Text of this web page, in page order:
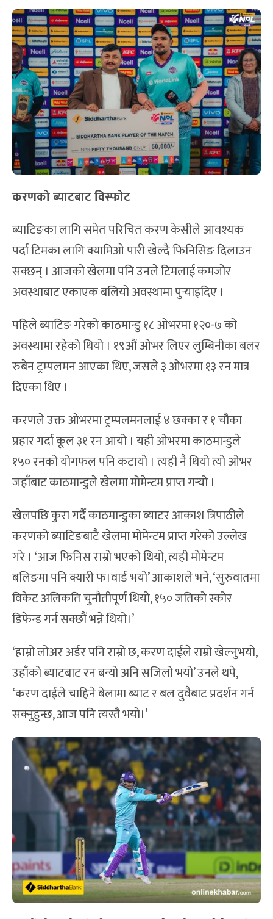
करणको ब्याटबाट विस्फोट
ब्याटिङका लागि समेत परिचित करण केसीले आवश्यक
पर्दा टिमका लागि क्यामिओ पारी खेल्दै फिनिसिङ दिलाउन
सक्छन् । आजको खेलमा पनि उनले टिमलाई कमजोर
अवस्थाबाट एकाएक बलियो अवस्थामा पुर्‍याइदिए ।
पहिले ब्याटिङ गरेको काठमान्डु १८ ओभरमा १२०-७ को
अवस्थामा रहेको थियो । १९औं ओभर लिएर लुम्बिनीका बलर
रुबेन ट्रम्पलमन आएका थिए, जसले ३ ओभरमा १३ रन मात्र
दिएका थिए ।
करणले उक्त ओभरमा ट्रम्पलमनलाई ४ छक्का र १ चौका
प्रहार गर्दा कूल ३१ रन आयो । यही ओभरमा काठमान्डुले
१५० रनको योगफल पनि कटायो । त्यही नै थियो त्यो ओभर
जहाँबाट काठमान्डुले खेलमा मोमेन्टम प्राप्त गर्‍यो ।
खेलपछि कुरा गर्दै काठमान्डुका ब्याटर आकाश त्रिपाठीले
करणको ब्याटिङबाटै खेलमा मोमेन्टम प्राप्त गरेको उल्लेख
गरे । ‘आज फिनिस राम्रो भएको थियो, त्यही मोमेन्टम
बलिङमा पनि क्यारी फ।वार्ड भयो’ आकाशले भने, ‘सुरुवातमा
विकेट अलिकति चुनौतीपूर्ण थियो, १५० जतिको स्कोर
डिफेन्ड गर्न सक्छौं भन्ने थियो।’
‘हाम्रो लोअर अर्डर पनि राम्रो छ, करण दाईले राम्रो खेल्नुभयो,
उहाँको ब्याटबाट रन बन्यो अनि सजिलो भयो’ उनले थपे,
‘करण दाईले चाहिने बेलामा ब्याट र बल दुवैबाट प्रदर्शन गर्न
सक्नुहुन्छ, आज पनि त्यस्तै भयो।’